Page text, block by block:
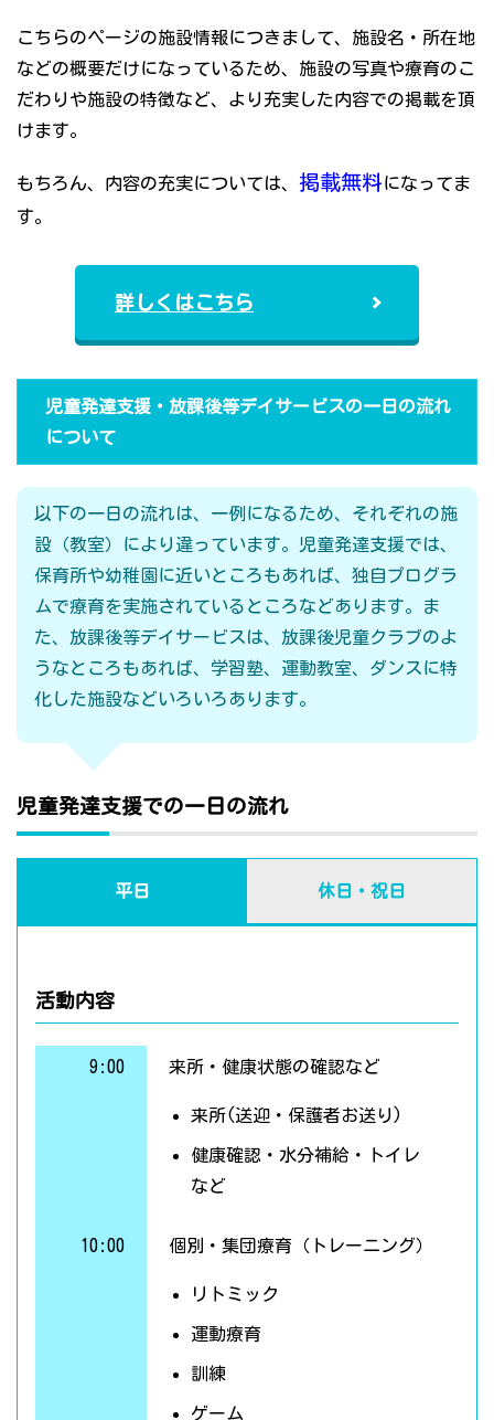
こちらのページの施設情報につきまして、施設名・所在地
などの概要だけになっているため、施設の写真や療育のこ
だわりや施設の特徴など、より充実した内容での掲載を頂
けます。
もちろん、内容の充実については、 掲載無料になってま
す。
詳しくはこちら
児童発達支援・放課後等デイサービスの一日の流れ
について
以下の一日の流れは、一例になるため、それぞれの施
設（教室）により違っています。児童発達支援では、
保育所や幼稚園に近いところもあれば、独自プログラ
ムで療育を実施されているところなどあります。ま
た、放課後等デイサービスは、放課後児童クラブのよ
うなところもあれば、学習塾、運動教室、ダンスに特
化した施設などいろいろあります。
児童発達支援での一日の流れ
平日 休日・祝日
活動内容
9:00 来所・健康状態の確認など
来所(送迎・保護者お送り)
健康確認・水分補給・トイレ
など
10:00 個別・集団療育（トレーニング）
リトミック
運動療育
訓練
ゲーム